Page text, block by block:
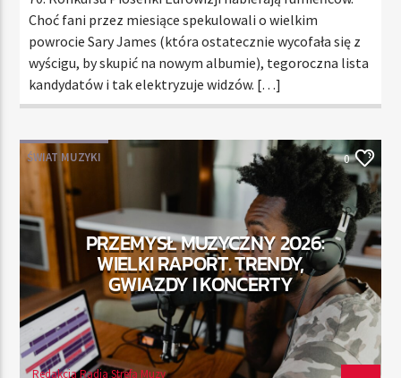
Choć fani przez miesiące spekulowali o wielkim
powrocie Sary James (która ostatecznie wycofała się z
wyścigu, by skupić na nowym albumie), tegoroczna lista
kandydatów i tak elektryzuje widzów. […]
ŚWIAT MUZYKI 0
PRZEMYSŁ MUZYCZNY 2026:
WIELKI RAPORT. TRENDY,
GWIAZDY I KONCERTY
Redakcja Radia Strefa Muzy